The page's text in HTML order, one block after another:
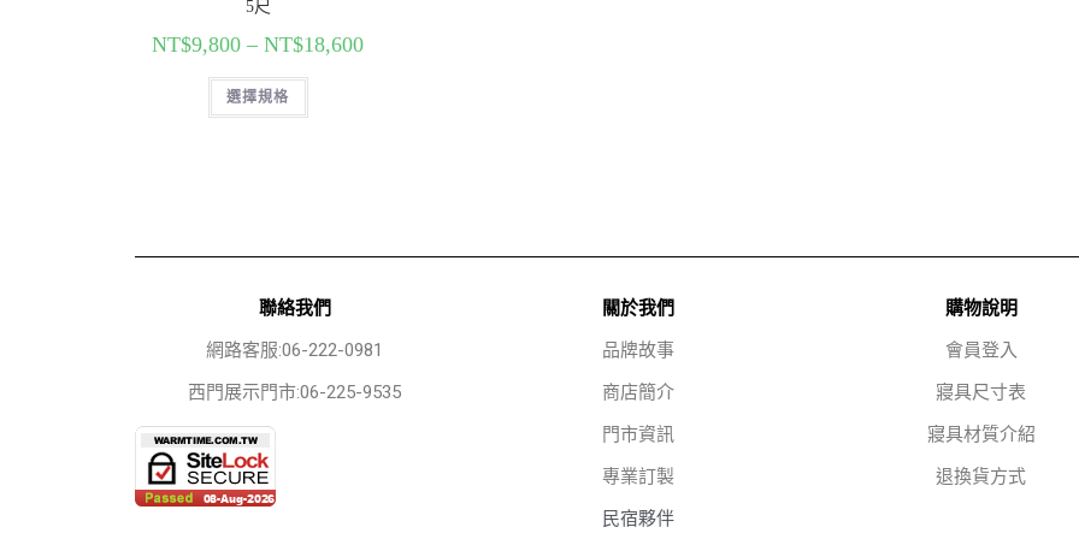
5尺
NT$9,800 –NT$18,600
選擇規格
聯絡我們
網路客服:06-222-0981
西門展示門市:06-225-9535
關於我們
品牌故事
商店簡介
門市資訊
專業訂製
民宿夥伴
購物說明
會員登入
寢具尺寸表
寢具材質介紹
退換貨方式